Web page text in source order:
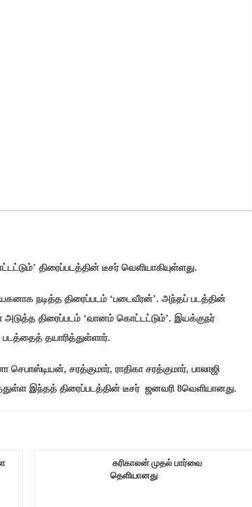
திரைப்படத்தின் டீசர் வெளியாகியுள்ளது.
நடித்த திரைப்படம் ‘படைவீரன்’. அந்தப் படத்தின்
திரைப்படம் ‘வானம் கொட்டட்டும்’. இயக்குநர்
தயாரித்துள்ளார்.
சரத்குமார், ராதிகா சரத்குமார், பாலாஜி
இந்தத் திரைப்படத்தின் டீசர் ஜனவரி 8வெளியானது.
‎ கரிகாலன் முதல் பார்வை
தெளியானது